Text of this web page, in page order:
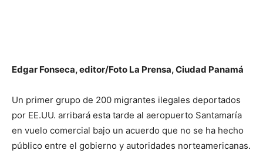
Edgar Fonseca, editor/Foto La Prensa, Ciudad Panamá
Un primer grupo de 200 migrantes ilegales deportados
por EE.UU. arribará esta tarde al aeropuerto Santamaría
en vuelo comercial bajo un acuerdo que no se ha hecho
público entre el gobierno y autoridades norteamericanas.